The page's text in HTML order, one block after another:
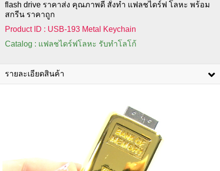
flash drive ราคาส่ง คุณภาพดี สั่งทำ แฟลชไดร์ฟ โลหะ พร้อม
สกรีน ราคาถูก
Product ID : USB-193 Metal Keychain
Catalog : แฟลชไดร์ฟโลหะ รับทำโลโก้
รายละเอียดสินค้า